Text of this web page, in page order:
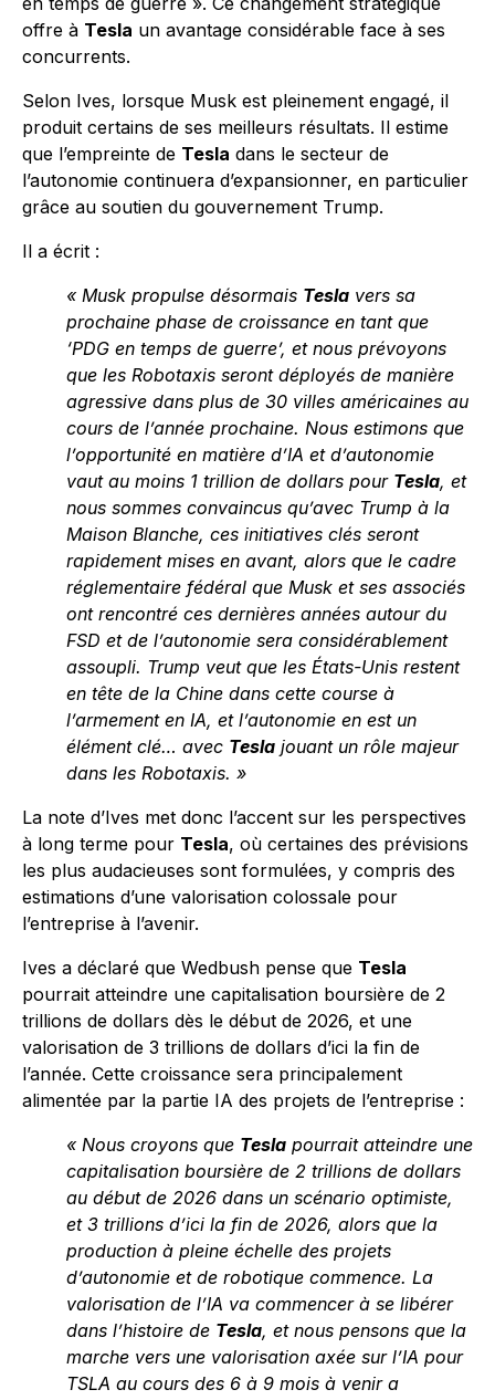
offre à Tesla un avantage considérable face à ses
concurrents.
Selon Ives, lorsque Musk est pleinement engagé, il
produit certains de ses meilleurs résultats. Il estime
que l’empreinte de Tesla dans le secteur de
l’autonomie continuera d’expansionner, en particulier
grâce au soutien du gouvernement Trump.
Il a écrit :
« Musk propulse désormais Tesla vers sa
prochaine phase de croissance en tant que
‘PDG en temps de guerre’, et nous prévoyons
que les Robotaxis seront déployés de manière
agressive dans plus de 30 villes américaines au
cours de l’année prochaine. Nous estimons que
l’opportunité en matière d’IA et d’autonomie
vaut au moins 1 trillion de dollars pour Tesla, et
nous sommes convaincus qu’avec Trump à la
Maison Blanche, ces initiatives clés seront
rapidement mises en avant, alors que le cadre
réglementaire fédéral que Musk et ses associés
ont rencontré ces dernières années autour du
FSD et de l’autonomie sera considérablement
assoupli. Trump veut que les États-Unis restent
en tête de la Chine dans cette course à
l’armement en IA, et l’autonomie en est un
élément clé… avec Tesla jouant un rôle majeur
dans les Robotaxis. »
La note d’Ives met donc l’accent sur les perspectives
à long terme pour Tesla, où certaines des prévisions
les plus audacieuses sont formulées, y compris des
estimations d’une valorisation colossale pour
l’entreprise à l’avenir.
Ives a déclaré que Wedbush pense que Tesla
pourrait atteindre une capitalisation boursière de 2
trillions de dollars dès le début de 2026, et une
valorisation de 3 trillions de dollars d’ici la fin de
l’année. Cette croissance sera principalement
alimentée par la partie IA des projets de l’entreprise :
« Nous croyons que Tesla pourrait atteindre une
capitalisation boursière de 2 trillions de dollars
au début de 2026 dans un scénario optimiste,
et 3 trillions d’ici la fin de 2026, alors que la
production à pleine échelle des projets
d’autonomie et de robotique commence. La
valorisation de l’IA va commencer à se libérer
dans l’histoire de Tesla, et nous pensons que la
marche vers une valorisation axée sur l’IA pour
TSLA au cours des 6 à 9 mois à venir a